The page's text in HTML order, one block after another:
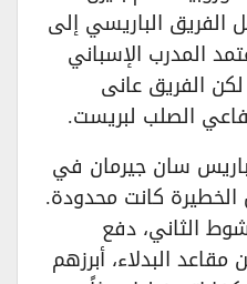
الفريق الباريسي إلى
المدرب الإسباني
الفريق عانى
الصلب لبريست.
سان جيرمان في
كانت محدودة.
الثاني، دفع
البدلاء، أبرزهم